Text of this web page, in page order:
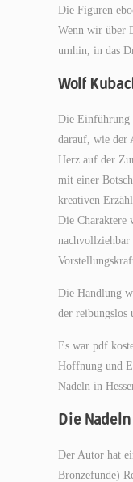
Die Figuren
Wenn wir über
umhin, in das
Wolf
Die Einführung
darauf, wie der
Herz auf der
mit einer
kreativen
Die Charaktere
nachvollziehbar
Die Handlung
der reibungslos
Es war pdf
Hoffnung und
Nadeln in
Die
Der Autor hat
Bronzefunde)